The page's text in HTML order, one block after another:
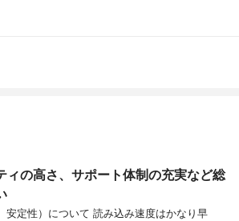
ィの高さ、サポート体制の充実など総
安定性）について 読み込み速度はかなり早